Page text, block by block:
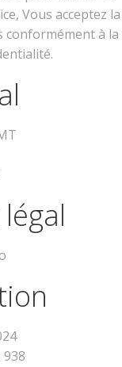
Vous acceptez la
conformément à la
938